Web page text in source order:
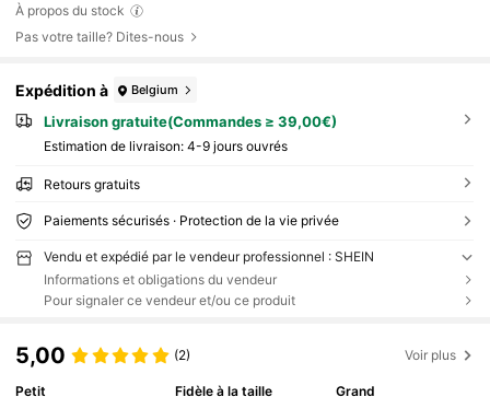
À propos du stock
Pas votre taille? Dites-nous
Expédition à Belgium
Livraison gratuite(Commandes ≥ 39,00€)
Estimation de livraison: 4-9 jours ouvrés
Retours gratuits
Paiements sécurisés · Protection de la vie privée
Vendu et expédié par le vendeur professionnel : SHEIN
Informations et obligations du vendeur
Pour signaler ce vendeur et/ou ce produit
5,00 (2) Voir plus
Petit
Fidèle à la taille
Grand